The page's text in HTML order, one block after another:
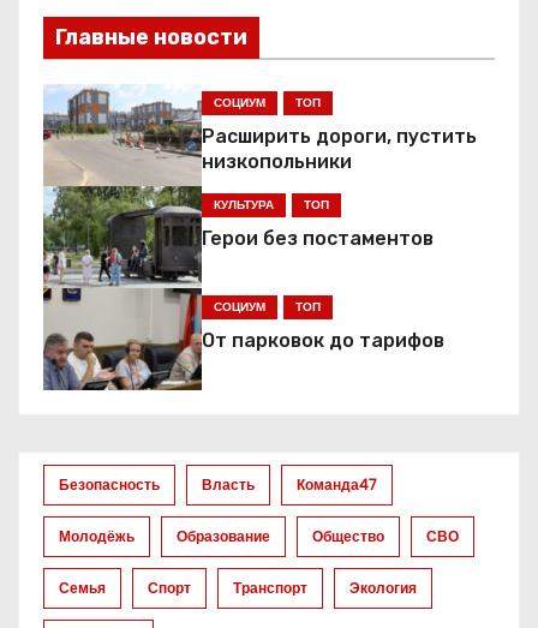
г
а
ц
и
я
п
о
а
п
Главные новости
СОЦИУМ ТОП
Расширить дороги, пустить
низкопольники
КУЛЬТУРА ТОП
Герои без постаментов
СОЦИУМ ТОП
От парковок до тарифов
Безопасность Власть Команда47
Молодёжь Образование Общество СВО
Семья Спорт Транспорт Экология